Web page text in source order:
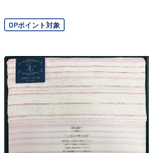
OPポイント対象